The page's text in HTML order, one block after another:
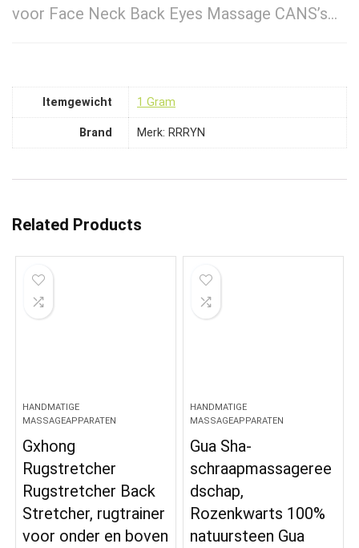
voor Face Neck Back Eyes Massage CANS’s…
Itemgewicht ‎1 Gram
Brand Merk: RRRYN
Related Products
HANDMATIGE
MASSAGEAPPARATEN
Gxhong
Rugstretcher
Rugstretcher Back
Stretcher, rugtrainer
voor onder en boven
HANDMATIGE
MASSAGEAPPARATEN
Gua Sha-
schraapmassageree
dschap,
Rozenkwarts 100%
natuursteen Gua